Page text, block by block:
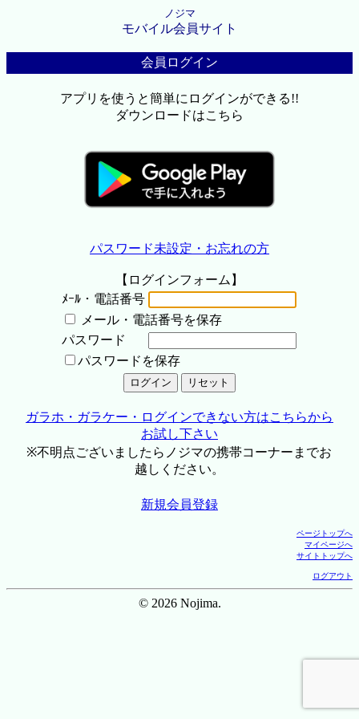
ノジマ
モバイル会員サイト
会員ログイン
アプリを使うと簡単にログインができる!!
ダウンロードはこちら
パスワード未設定・お忘れの方
【ログインフォーム】
ﾒｰﾙ・電話番号
メール・電話番号を保存
パスワード
パスワードを保存
ガラホ・ガラケー・ログインできない方はこちらから
お試し下さい
※不明点ございましたらノジマの携帯コーナーまでお
越しください。
新規会員登録
ページトップへ
マイページへ
サイトトップへ
ログアウト
© 2026 Nojima.